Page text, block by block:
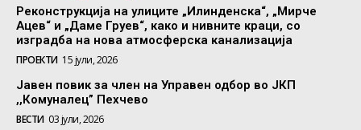
Реконструкција на улиците „Илинденска“, „Мирче
Ацев“ и „Даме Груев“, како и нивните краци, со
изградба на нова атмосферска канализација
ПРОЕКТИ 15 јули, 2026
Јавен повик за член на Управен одбор во ЈКП
,,Комуналец” Пехчево
ВЕСТИ 03 јули, 2026